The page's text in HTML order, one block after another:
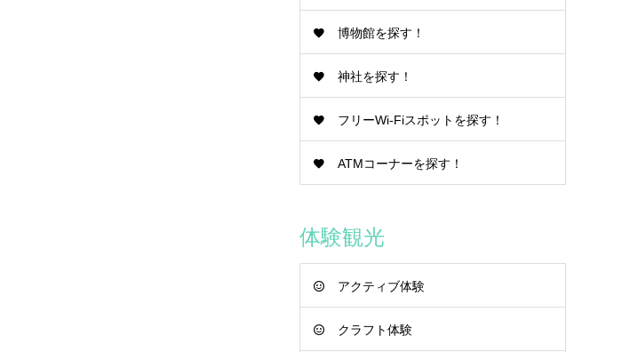
博物館を探す！
神社を探す！
フリーWi-Fiスポットを探す！
ATMコーナーを探す！
体験観光
アクティブ体験
クラフト体験